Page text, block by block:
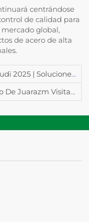
centrándose
de calidad para
global,
de acero de alta
De Estructuras De Acero
Visita A Guoshun Group